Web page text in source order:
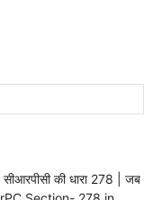
सीआरपीसी की धारा 278 | जब